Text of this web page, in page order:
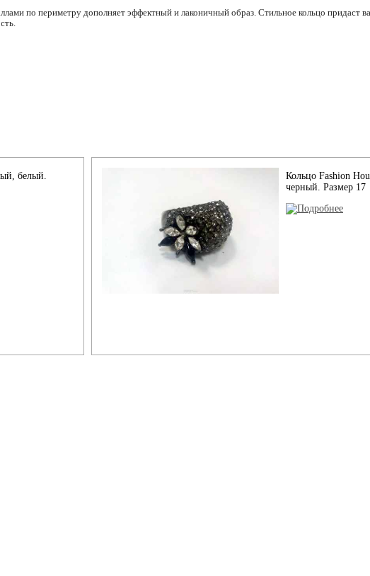
по периметру дополняет эффектный и лаконичный образ. Стильное кольцо придаст
белый.
Кольцо Fashion
черный. Размер 17